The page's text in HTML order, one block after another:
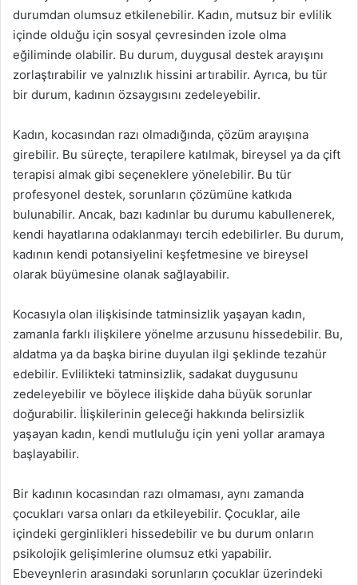
durumdan olumsuz etkilenebilir. Kadın, mutsuz bir evlilik
içinde olduğu için sosyal çevresinden izole olma
eğiliminde olabilir. Bu durum, duygusal destek arayışını
zorlaştırabilir ve yalnızlık hissini artırabilir. Ayrıca, bu tür
bir durum, kadının özsaygısını zedeleyebilir.
Kadın, kocasından razı olmadığında, çözüm arayışına
girebilir. Bu süreçte, terapilere katılmak, bireysel ya da çift
terapisi almak gibi seçeneklere yönelebilir. Bu tür
profesyonel destek, sorunların çözümüne katkıda
bulunabilir. Ancak, bazı kadınlar bu durumu kabullenerek,
kendi hayatlarına odaklanmayı tercih edebilirler. Bu durum,
kadının kendi potansiyelini keşfetmesine ve bireysel
olarak büyümesine olanak sağlayabilir.
Kocasıyla olan ilişkisinde tatminsizlik yaşayan kadın,
zamanla farklı ilişkilere yönelme arzusunu hissedebilir. Bu,
aldatma ya da başka birine duyulan ilgi şeklinde tezahür
edebilir. Evlilikteki tatminsizlik, sadakat duygusunu
zedeleyebilir ve böylece ilişkide daha büyük sorunlar
doğurabilir. İlişkilerinin geleceği hakkında belirsizlik
yaşayan kadın, kendi mutluluğu için yeni yollar aramaya
başlayabilir.
Bir kadının kocasından razı olmaması, aynı zamanda
çocukları varsa onları da etkileyebilir. Çocuklar, aile
içindeki gerginlikleri hissedebilir ve bu durum onların
psikolojik gelişimlerine olumsuz etki yapabilir.
Ebeveynlerin arasındaki sorunların çocuklar üzerindeki